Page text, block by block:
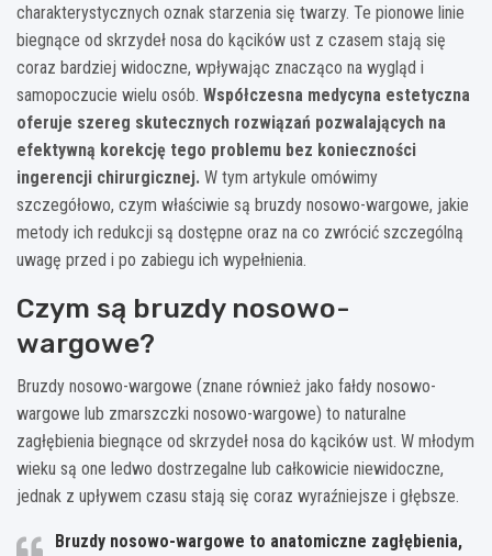
charakterystycznych oznak starzenia się twarzy. Te pionowe linie
biegnące od skrzydeł nosa do kącików ust z czasem stają się
coraz bardziej widoczne, wpływając znacząco na wygląd i
samopoczucie wielu osób. Współczesna medycyna estetyczna
oferuje szereg skutecznych rozwiązań pozwalających na
efektywną korekcję tego problemu bez konieczności
ingerencji chirurgicznej. W tym artykule omówimy
szczegółowo, czym właściwie są bruzdy nosowo-wargowe, jakie
metody ich redukcji są dostępne oraz na co zwrócić szczególną
uwagę przed i po zabiegu ich wypełnienia.
Czym są bruzdy nosowo-
wargowe?
Bruzdy nosowo-wargowe (znane również jako fałdy nosowo-
wargowe lub zmarszczki nosowo-wargowe) to naturalne
zagłębienia biegnące od skrzydeł nosa do kącików ust. W młodym
wieku są one ledwo dostrzegalne lub całkowicie niewidoczne,
jednak z upływem czasu stają się coraz wyraźniejsze i głębsze.
Bruzdy nosowo-wargowe to anatomiczne zagłębienia,